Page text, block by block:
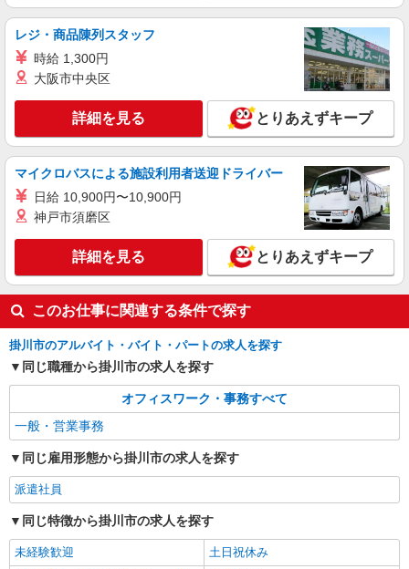
時給1400円 【月収例】￥235,200（￥1400×8
時間×21日） +残業代 +交通費
静岡県掛川市／最寄駅：掛川駅、菊川（静岡
県）駅 ≪車通勤可≫ 駐車場は無料で利用できま
キープ 詳細を見る
パーソルテンプスタッフ株式会社 静岡コーディネートセンター（浜
松）/26-0531727
［在宅勤務あり］メーカー＆事務のオシゴト♪
時給1400円〜1500円 時給はスキルにより相談
OK
静岡県掛川市／最寄駅：掛川市役所前駅、掛川
駅 ≪車通勤可≫ 無料パーキングあり
キープ 詳細を見る
派遣社員
パーソルテンプスタッフ株式会社 静岡コーディネートセンター（浜
松）/26-0498474
時間相談◎＜8月スタート＞時給1400円★大手
企業×ジム♪テンプ仲間活躍中
時給1400円
静岡県掛川市／最寄駅：掛川駅、菊川（静岡
県）駅 掛川南エリア★ ≪車通勤可≫ 駐車場
無料 ／事務所まで徒歩4-5分ほど
詳細を見る
レジ・商品陳列スタッフ
時給 1,300円
大阪市中央区
詳細を見る とりあえずキープ
マイクロバスによる施設利用者送迎ドライバー
日給 10,900円〜10,900円
神戸市須磨区
詳細を見る とりあえずキープ
このお仕事に関連する条件で探す
掛川市のアルバイト・バイト・パートの求人を探す
同じ職種から掛川市の求人を探す
オフィスワーク・事務すべて
一般・営業事務
同じ雇用形態から掛川市の求人を探す
派遣社員
同じ特徴から掛川市の求人を探す
未経験歓迎
土日祝休み